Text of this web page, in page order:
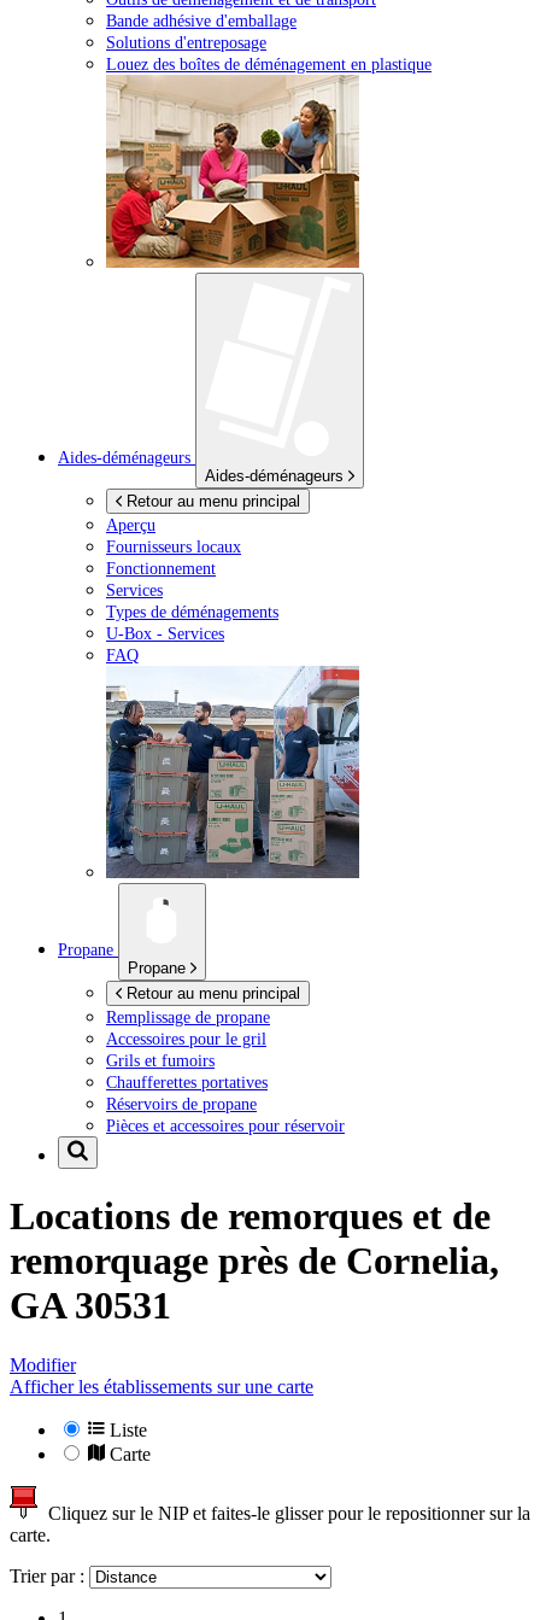
Bande adhésive d'emballage
Solutions d'entreposage
Louez des boîtes de déménagement en plastique
Aides-déménageurs
Aides-déménageurs
Retour au menu principal
Aperçu
Fournisseurs locaux
Fonctionnement
Services
Types de déménagements
U-Box - Services
FAQ
Propane
Propane
Retour au menu principal
Remplissage de propane
Accessoires pour le gril
Grils et fumoirs
Chaufferettes portatives
Réservoirs de propane
Pièces et accessoires pour réservoir
Locations de remorques et de
remorquage près de Cornelia,
GA 30531
Modifier
Afficher les établissements sur une carte
Liste
Carte
Cliquez sur le NIP et faites-le glisser pour le repositionner sur la
carte.
Trier par :